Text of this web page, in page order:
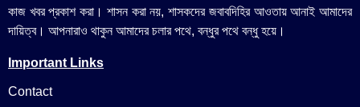
কাজ খবর প্রকাশ করা। শাসন করা নয়, শাসকদের জবাবদিহির আওতায় আনাই আমাদের
দায়িত্ব। আপনারাও থাকুন আমাদের চলার পথে, বন্ধুর পথে বন্ধু হয়ে।
Important Links
Contact